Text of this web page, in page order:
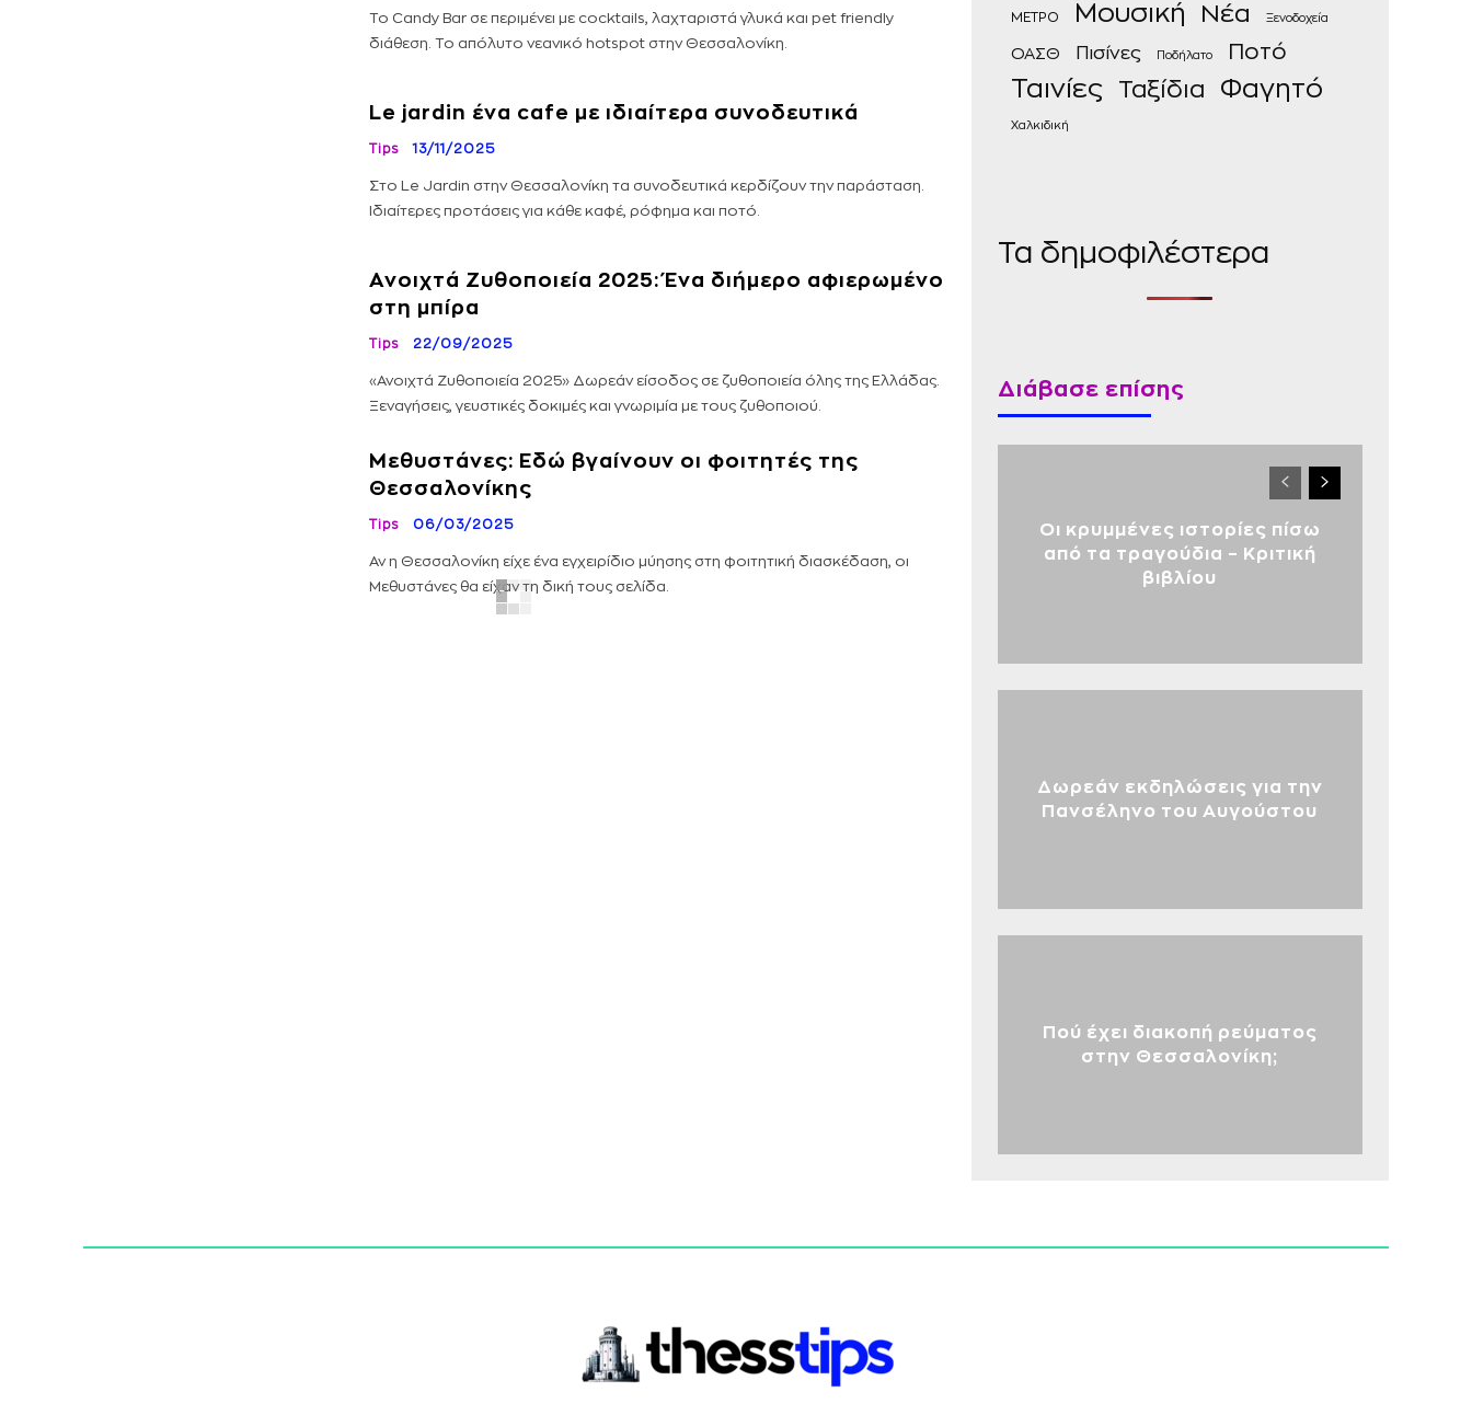
Το Candy Bar σε περιμένει με cocktails, λαχταριστά γλυκά και pet friendly
διάθεση. Το απόλυτο νεανικό hotspot στην Θεσσαλονίκη.
Le jardin ένα cafe με ιδιαίτερα συνοδευτικά
Tips 13/11/2025
Στο Le Jardin στην Θεσσαλονίκη τα συνοδευτικά κερδίζουν την παράσταση.
Ιδιαίτερες προτάσεις για κάθε καφέ, ρόφημα και ποτό.
Ανοιχτά Ζυθοποιεία 2025: Ένα διήμερο αφιερωμένο
στη μπίρα
Tips 22/09/2025
«Ανοιχτά Ζυθοποιεία 2025» Δωρεάν είσοδος σε ζυθοποιεία όλης της Ελλάδας.
Ξεναγήσεις, γευστικές δοκιμές και γνωριμία με τους ζυθοποιού.
Μεθυστάνες: Εδώ βγαίνουν οι φοιτητές της
Θεσσαλονίκης
Tips 06/03/2025
Αν η Θεσσαλονίκη είχε ένα εγχειρίδιο μύησης στη φοιτητική διασκέδαση, οι
Μεθυστάνες θα είχαν τη δική τους σελίδα.
ΜΕΤΡΟ Μουσική Νέα Ξενοδοχεία
ΟΑΣΘ Πισίνες Ποδήλατο Ποτό
Ταινίες Ταξίδια Φαγητό
Χαλκιδική
Τα δημοφιλέστερα
Διάβασε επίσης
Οι κρυμμένες ιστορίες πίσω
από τα τραγούδια – Κριτική
βιβλίου
Δωρεάν εκδηλώσεις για την
Πανσέληνο του Αυγούστου
Πού έχει διακοπή ρεύματος
στην Θεσσαλονίκη;